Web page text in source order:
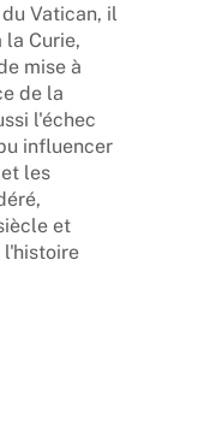
Vatican, il
Curie,
mise à
de la
l'échec
influencer
les
et